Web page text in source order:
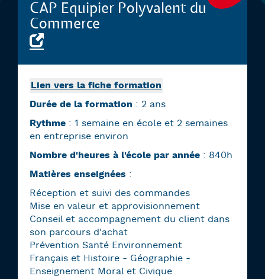
CAP Equipier Polyvalent du
Commerce
Lien vers la fiche formation
Durée de la formation : 2 ans
Rythme : 1 semaine en école et 2 semaines
en entreprise environ
Nombre d'heures à l'école par année : 840h
Matières enseignées :
Réception et suivi des commandes
Mise en valeur et approvisionnement
Conseil et accompagnement du client dans
son parcours d'achat
Prévention Santé Environnement
Français et Histoire - Géographie -
Enseignement Moral et Civique